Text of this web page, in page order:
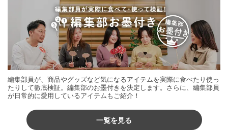
編集部員が、商品やグッズなど気になるアイテムを実際に食べたり使っ
たりして徹底検証。編集部のお墨付きを決定します。さらに、編集部員
が日常的に愛用しているアイテムもご紹介！
一覧を見る